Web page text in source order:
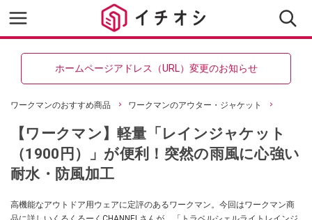
ホームページアドレス（URL）変更のお知らせ
ワークマンのおすすめ商品 ワークマンのアウター・ジャケット
【ワークマン】軽量「レインジャケット
（1900円）」が便利！突然の雨風に心強い
耐水・防風加工
高機能なアウトドア用ウェアに定評のあるワークマン。今回はワークマン商